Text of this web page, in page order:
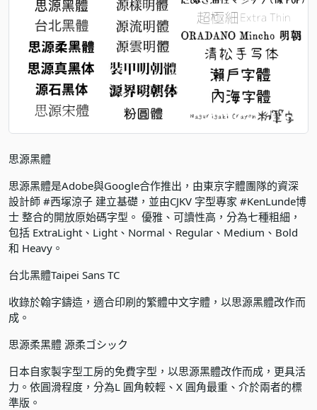
思源黑體
思源黑體是Adobe與Google合作推出，由東京字體團隊的資深
設計師 #西塚涼子 建立基礎，並由CJKV 字型專家 #KenLunde博
士 整合的開放原始碼字型。 優雅、可讀性高，分為七種粗細，
包括 ExtraLight、Light、Normal、Regular、Medium、Bold
和 Heavy。
台北黑體Taipei Sans TC
收錄於翰字鑄造，適合印刷的繁體中文字體，以思源黑體改作而
成。
思源柔黑體 源柔ゴシック
日本自家製字型工房的免費字型，以思源黑體改作而成，更具活
力。依圓滑程度，分為L 圓角較輕、X 圓角最重、介於兩者的標
準版。